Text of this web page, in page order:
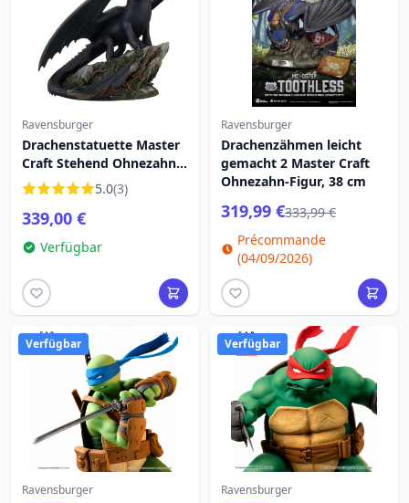
Ravensburger
Drachenstatuette Master
Craft Stehend Ohnezahn
31 cm
5.0(3)
339,00 €
Verfügbar
Ravensburger
Drachenzähmen leicht
gemacht 2 Master Craft
Ohnezahn-Figur, 38 cm
319,99 €333,99 €
Précommande
(04/09/2026)
Verfügbar
Ravensburger
Verfügbar
Ravensburger